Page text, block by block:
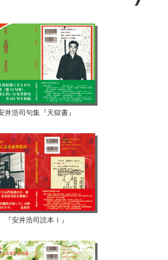
井浩司句集『天獄書』
『安井浩司読本Ⅰ』